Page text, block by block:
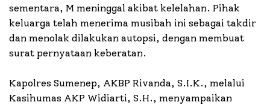
sementara, M meninggal akibat kelelahan. Pihak
keluarga telah menerima musibah ini sebagai takdir
dan menolak dilakukan autopsi, dengan membuat
surat pernyataan keberatan.
Kapolres Sumenep, AKBP Rivanda, S.I.K., melalui
Kasihumas AKP Widiarti, S.H., menyampaikan